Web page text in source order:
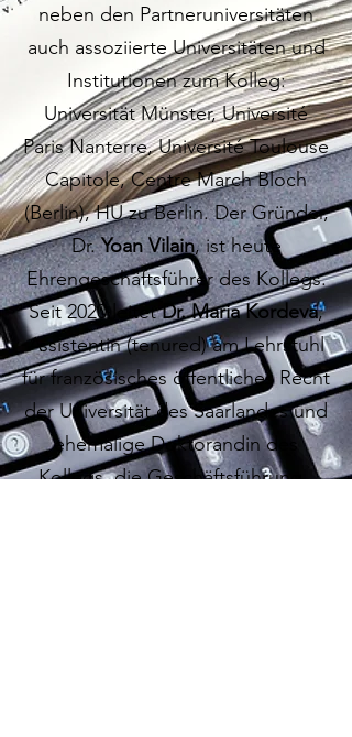
neben den Partneruniversitäten
auch assoziierte Universitäten und
Institutionen zum Kolleg:
Universität Münster, Université
Paris Nanterre, Université Toulouse
Capitole, Centre March Bloch
(Berlin), HU zu Berlin. Der Gründer,
Dr.Yoan Vilain, ist heute
Ehrengeschäftsführer des Kollegs.
Seit 2020 leitetDr. Maria Kordeva,
Assistentin (tenured) am Lehrstuhl
für französisches öffentliches Recht
der Universität des Saarlandes und
ehemalige Doktorandin des
Kollegs, die Geschäftsführung.